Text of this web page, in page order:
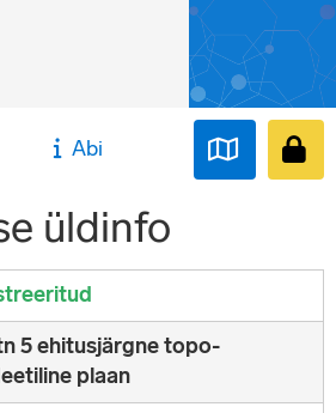
Abi
üldinfo
5 ehitusjärgne topo-
plaan